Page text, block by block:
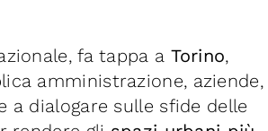
fa tappa a Torino,
amministrazione, aziende,
dialogare sulle sfide delle